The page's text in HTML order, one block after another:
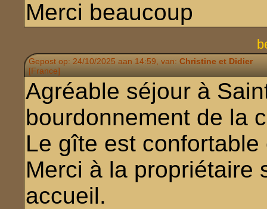
Merci beaucoup
Gepost op: 24/10/2025 aan 14:59, van: Christine et Didier
[France]
Agréable séjour à
bourdonnement de la
Le gîte est
Merci à la propriétaire
accueil.